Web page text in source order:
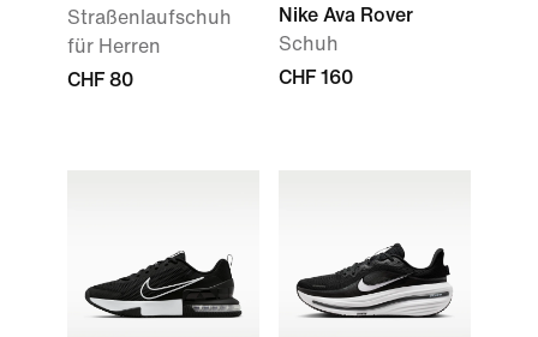
Straßenlaufschuh
für Herren
CHF 80
Nike Ava Rover
Schuh
CHF 160